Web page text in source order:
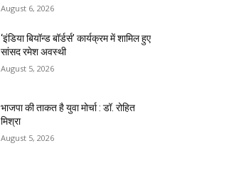
August 6, 2026
‘इंडिया बियॉन्ड बॉर्डर्स’ कार्यक्रम में शामिल हुए
सांसद रमेश अवस्थी
August 5, 2026
भाजपा की ताकत है युवा मोर्चा : डॉ. रोहित
मिश्रा
August 5, 2026